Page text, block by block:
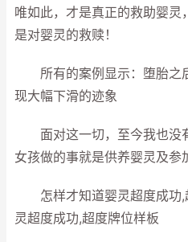
唯如此，才是真正的救助婴
是对婴灵的救赎！
所有的案例显示：堕胎之
现大幅下滑的迹象
面对这一切，至今我也没
女孩做的事就是供养婴灵及参
怎样才知道婴灵超度成功,
灵超度成功,超度牌位样板